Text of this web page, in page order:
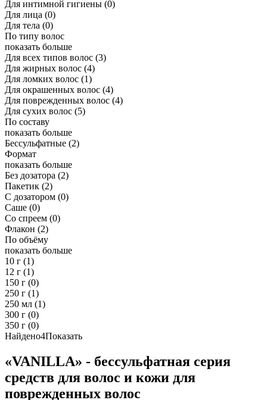
Для интимной гигиены (0)
Для лица (0)
Для тела (0)
По типу волос
показать больше
Для всех типов волос (3)
Для жирных волос (4)
Для ломких волос (1)
Для окрашенных волос (4)
Для поврежденных волос (4)
Для сухих волос (5)
По составу
показать больше
Бессульфатные (2)
Формат
показать больше
Без дозатора (2)
Пакетик (2)
С дозатором (0)
Саше (0)
Со спреем (0)
Флакон (2)
По объёму
показать больше
10 г (1)
12 г (1)
150 г (0)
250 г (1)
250 мл (1)
300 г (0)
350 г (0)
Найдено4Показать
«VANILLA» - бессульфатная серия
средств для волос и кожи для
поврежденных волос